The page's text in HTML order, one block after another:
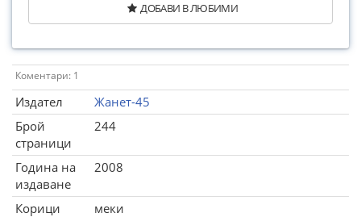
ДОБАВИ В ЛЮБИМИ
Коментари: 1
Издател
Жанет-45
Брой
страници
244
Година на
издаване
2008
Корици
меки